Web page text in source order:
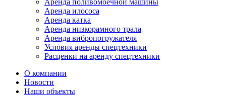
Аренда поливомоечной машины
Аренда илососа
Аренда катка
Аренда низкорамного трала
Аренда вибропогружателя
Условия аренды спецтехники
Расценки на аренду спецтехники
О компании
Новости
Наши объекты